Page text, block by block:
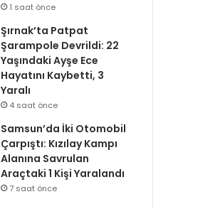
1 saat önce
Şırnak’ta Patpat
Şarampole Devrildi: 22
Yaşındaki Ayşe Ece
Hayatını Kaybetti, 3
Yaralı
4 saat önce
Samsun’da İki Otomobil
Çarpıştı: Kızılay Kampı
Alanına Savrulan
Araçtaki 1 Kişi Yaralandı
7 saat önce